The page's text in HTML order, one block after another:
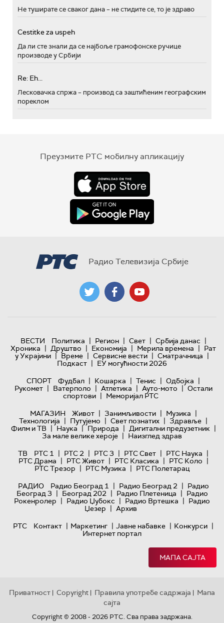
Не туширате се сваког дана – не стидите се, то је здраво
Cestitke za uspeh
Да ли сте знали да се најбоље грамофонске ручице
производе у Србији
Re: Eh...
Лесковачка спржа – производ са заштићеним географским
пореклом
Преузмите РТС мобилну апликацију
Радио Телевизија Србије
ВЕСТИ Политика | Регион | Свет | Србија данас |
Хроника | Друштво | Економија | Мерила времена | Рат
у Украјини | Време | Сервисне вести | Сматрачница |
Подкаст | ЕУ могућности 2026
СПОРТ
Фудбал | Кошарка | Тенис | Одбојка |
Рукомет | Ватерполо | Атлетика | Ауто-мото | Остали
спортови | Меморијал РТС
МАГАЗИН
Живот | Занимљивости | Музика |
Технологијa | Путујемо | Свет познатих | Здравље |
Филм и ТВ | Наука | Природа | Дигитални предузетник |
За мале велике хероје | Наизглед здрав
ТВ
РТС 1 | РТС 2 | РТС 3 | РТС Свет | РТС Наука |
РТС Драма | РТС Живот | РТС Класика | РТС Коло |
РТС Трезор | РТС Музика | РТС Полетарац
РАДИО
Радио Београд 1 | Радио Београд 2 | Радио
Београд 3 | Београд 202 | Радио Плетеница | Радио
Рокенролер | Радио Џубокс | Радио Вртешка | Радио
Џезер | Архив
РТС
Контакт | Маркетинг | Јавне набавке | Конкурси |
Интернет портал
МАПА САЈТА
Приватност | Copyright | Правила употребе садржаја | Мапа
сајта
Copyright © 2008 - 2026 РТС. Сва права задржана.